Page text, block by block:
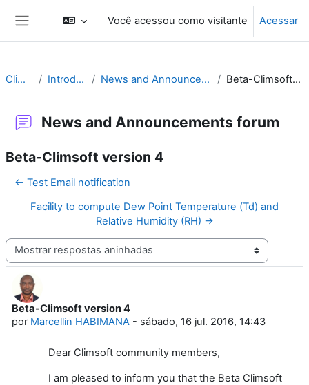
Ir para o conteúdo principal
Você acessou como visitante Acessar
Climsoft Introduction News and Announcements forum Beta-Climsoft version 4
News and Announcements forum
Beta-Climsoft version 4
← Test Email notification
Facility to compute Dew Point Temperature (Td) and
Relative Humidity (RH) →
Modo de visualização
Beta-Climsoft version 4
por Marcellin HABIMANA - sábado, 16 jul. 2016, 14:43
Número de respostas: 0
Dear Climsoft community members,
I am pleased to inform you that the Beta Climsoft